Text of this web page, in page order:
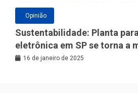
Opinião
Sustentabilidade: Planta
eletrônica em SP se torna a
Latina
16 de janeiro de 2025